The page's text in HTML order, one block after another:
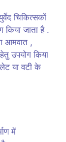
चिकित्सकों
किया जाता है .
आमवात ,
उपयोग किया
या वटी के
में